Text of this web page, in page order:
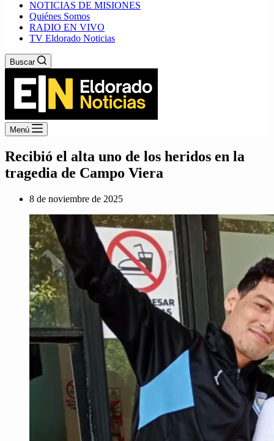
NOTICIAS DE MISIONES
Quiénes Somos
RADIO EN VIVO
TV Eldorado Noticias
Buscar
Menú
Recibió el alta uno de los heridos en la
tragedia de Campo Viera
8 de noviembre de 2025